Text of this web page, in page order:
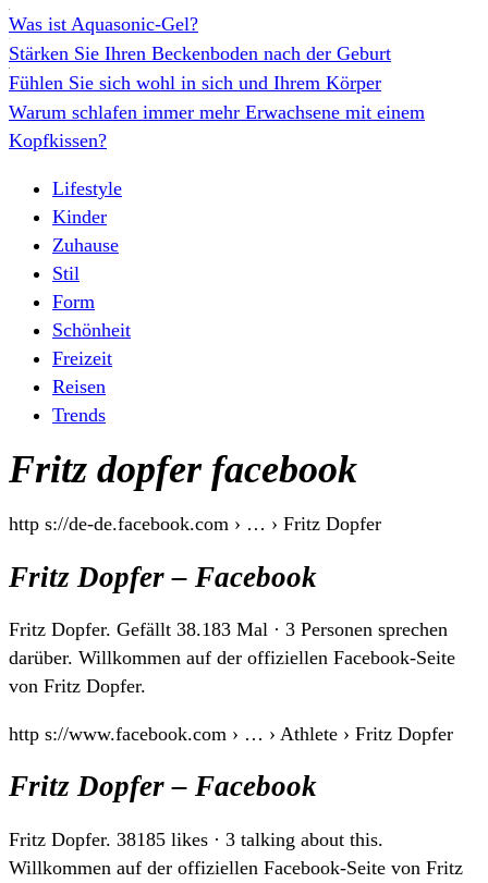
Was ist Aquasonic-Gel?
Stärken Sie Ihren Beckenboden nach der Geburt
Fühlen Sie sich wohl in sich und Ihrem Körper
Warum schlafen immer mehr Erwachsene mit einem
Kopfkissen?
Lifestyle
Kinder
Zuhause
Stil
Form
Schönheit
Freizeit
Reisen
Trends
Fritz dopfer facebook
http s://de-de.facebook.com › … › Fritz Dopfer
Fritz Dopfer – Facebook
Fritz Dopfer. Gefällt 38.183 Mal · 3 Personen sprechen
darüber. Willkommen auf der offiziellen Facebook-Seite
von Fritz Dopfer.
http s://www.facebook.com › … › Athlete › Fritz Dopfer
Fritz Dopfer – Facebook
Fritz Dopfer. 38185 likes · 3 talking about this.
Willkommen auf der offiziellen Facebook-Seite von Fritz